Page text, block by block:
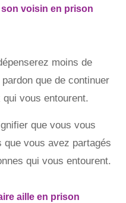
son voisin en prison
moins de
que de continuer
vous entourent.
que vous vous
que vous avez partagés
qui vous entourent.
aille en prison